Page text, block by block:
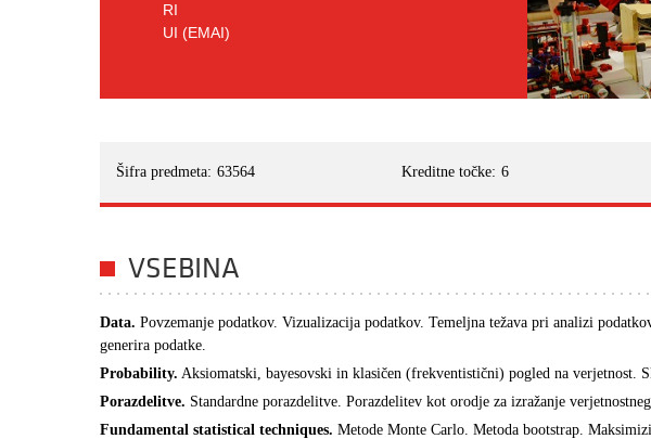
RI
UI (EMAI)
Šifra predmeta: 63564 Kreditne točke: 6
VSEBINA
Data. Povzemanje podatkov. Vizualizacija podatkov. Temeljna težava pri analizi
generira podatke.
Probability. Aksiomatski, bayesovski in klasičen (frekventistični) pogled na verjetnost.
Porazdelitve. Standardne porazdelitve. Porazdelitev kot orodje za izražanje
Fundamental statistical techniques. Metode Monte Carlo. Metoda bootstrap.